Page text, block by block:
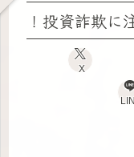
！投資詐欺
X